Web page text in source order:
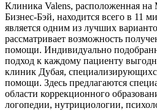
Клиника Valens, расположенная на
Бизнес-Бэй, находится всего в 11
является одним из лучших
рассматривает возможность
помощи. Индивидуально
подход к каждому пациенту
клиник Дубая,
помощи. Здесь предлагаются
области коррекционного
логопедии, нутрициологии,